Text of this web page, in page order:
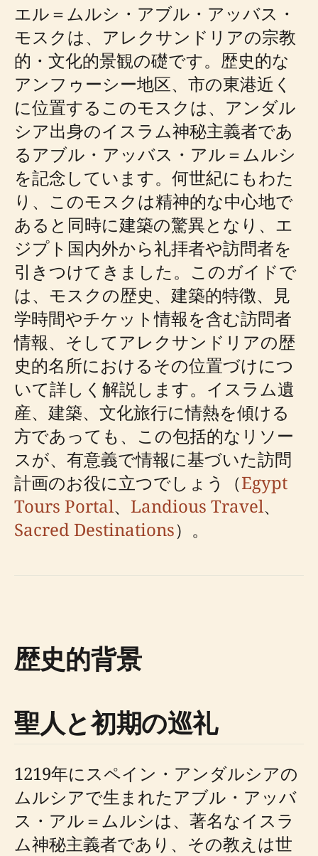
エル＝ムルシ・アブル・アッバス・
モスクは、アレクサンドリアの宗教
的・文化的景観の礎です。歴史的な
アンフゥーシー地区、市の東港近く
に位置するこのモスクは、アンダル
シア出身のイスラム神秘主義者であ
るアブル・アッバス・アル＝ムルシ
を記念しています。何世紀にもわた
り、このモスクは精神的な中心地で
あると同時に建築の驚異となり、エ
ジプト国内外から礼拝者や訪問者を
引きつけてきました。このガイドで
は、モスクの歴史、建築的特徴、見
学時間やチケット情報を含む訪問者
情報、そしてアレクサンドリアの歴
史的名所におけるその位置づけにつ
いて詳しく解説します。イスラム遺
産、建築、文化旅行に情熱を傾ける
方であっても、この包括的なリソー
スが、有意義で情報に基づいた訪問
計画のお役に立つでしょう（Egypt
Tours Portal、 Landious Travel、
Sacred Destinations）。
歴史的背景
聖人と初期の巡礼
1219年にスペイン・アンダルシアの
ムルシアで生まれたアブル・アッバ
ス・アル＝ムルシは、著名なイスラ
ム神秘主義者であり、その教えは世